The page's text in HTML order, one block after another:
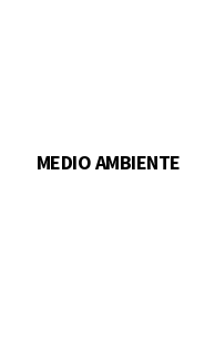
MEDIO AMBIENTE